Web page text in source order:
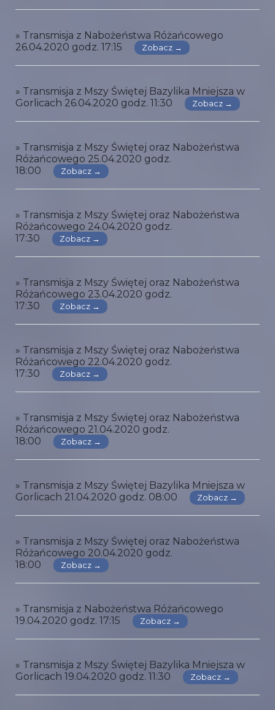
» Transmisja z Nabożeństwa Różańcowego
26.04.2020 godz. 17:15
Zobacz →
» Transmisja z Mszy Świętej Bazylika Mniejsza w
Gorlicach 26.04.2020 godz. 11:30
Zobacz →
» Transmisja z Mszy Świętej oraz Nabożeństwa
Różańcowego 25.04.2020 godz.
18:00
Zobacz →
» Transmisja z Mszy Świętej oraz Nabożeństwa
Różańcowego 24.04.2020 godz.
17:30
Zobacz →
» Transmisja z Mszy Świętej oraz Nabożeństwa
Różańcowego 23.04.2020 godz.
17:30
Zobacz →
» Transmisja z Mszy Świętej oraz Nabożeństwa
Różańcowego 22.04.2020 godz.
17:30
Zobacz →
» Transmisja z Mszy Świętej oraz Nabożeństwa
Różańcowego 21.04.2020 godz.
18:00
Zobacz →
» Transmisja z Mszy Świętej Bazylika Mniejsza w
Gorlicach 21.04.2020 godz. 08:00
Zobacz →
» Transmisja z Mszy Świętej oraz Nabożeństwa
Różańcowego 20.04.2020 godz.
18:00
Zobacz →
» Transmisja z Nabożeństwa Różańcowego
19.04.2020 godz. 17:15
Zobacz →
» Transmisja z Mszy Świętej Bazylika Mniejsza w
Gorlicach 19.04.2020 godz. 11:30
Zobacz →